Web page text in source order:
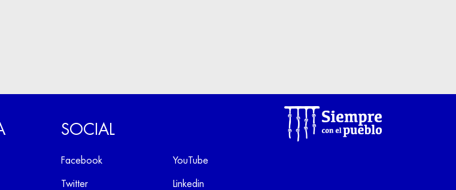
SOCIAL
Facebook
Twitter
YouTube
Linkedin